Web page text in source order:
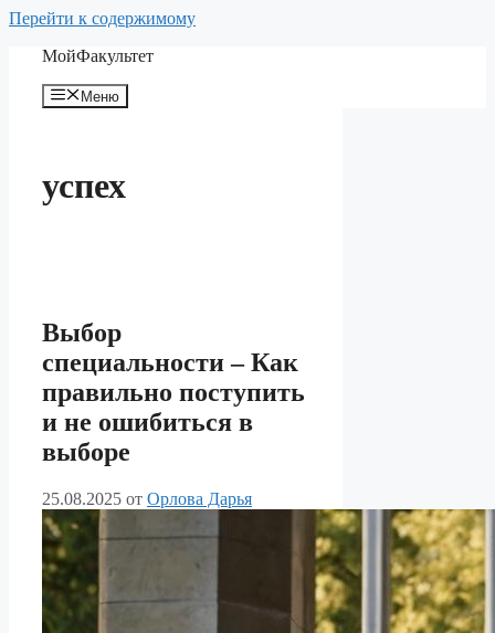
Перейти к содержимому
МойФакультет
Меню
успех
Выбор
специальности – Как
правильно поступить
и не ошибиться в
выборе
25.08.2025 от Орлова Дарья